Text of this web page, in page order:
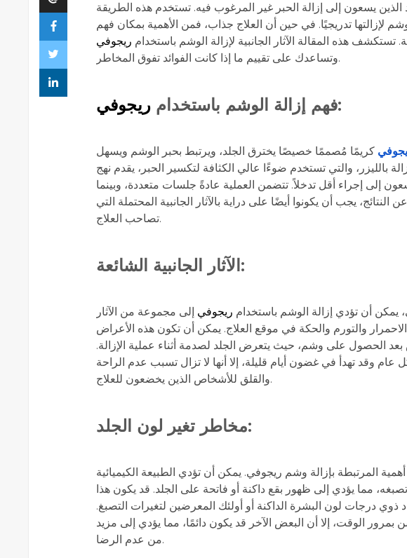
الذين يسعون إلى إزالة الحبر غير المرغوب فيه. تستخدم هذه الطريقة
لإزالتها تدريجيًا. في حين أن العلاج جذاب، فمن الأهمية بمكان فهم
تستكشف هذه المقالة الآثار الجانبية لإزالة الوشم باستخدام ريجوفي
وتساعدك على تقييم ما إذا كانت الفوائد تفوق المخاطر.
فهم إزالة الوشم باستخدام ريجوفي :
كريمًا مُصممًا خصيصًا يخترق الجلد، ويرتبط بحبر الوشم ويسهل
والتي تستخدم ضوءًا عالي الكثافة لتكسير الحبر، يقدم نهج
يسعون إلى إجراء أقل تدخلاً. تتضمن العملية عادةً جلسات متعددة، وبينما
يجب أن يكونوا أيضًا على دراية بالآثار الجانبية المحتملة التي
تصاحب العلاج.
الآثار الجانبية الشائعة:
يمكن أن تؤدي إزالة الوشم باستخدام ريجوفي إلى مجموعة من الآثار
الاحمرار والتورم والحكة في موقع العلاج. يمكن أن تكون هذه الأعراض
الحصول على وشم، حيث يتعرض الجلد لصدمة أثناء عملية الإزالة.
عام وقد تهدأ في غضون أيام قليلة، إلا أنها لا تزال تسبب عدم الراحة
والقلق للأشخاص الذين يخضعون للعلاج.
مخاطر تغير لون الجلد:
المرتبطة بإزالة وشم ريجوفي. يمكن أن تؤدي الطبيعة الكيميائية
مما يؤدي إلى ظهور بقع داكنة أو فاتحة على الجلد. قد يكون هذا
ذوي درجات لون البشرة الداكنة أو أولئك المعرضين لتغيرات التصبغ.
الوقت، إلا أن البعض الآخر قد يكون دائمًا، مما يؤدي إلى مزيد
من عدم الرضا.